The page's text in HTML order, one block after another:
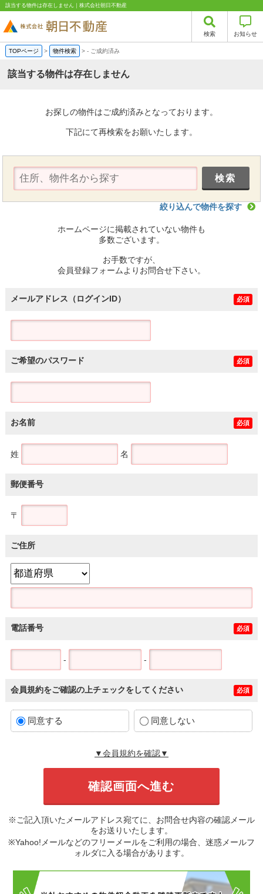
該当する物件は存在しません｜株式会社朝日不動産
検索 お知らせ
TOPページ > 物件検索 >- ご成約済み
該当する物件は存在しません
お探しの物件はご成約済みとなっております。
下記にて再検索をお願いたします。
絞り込んで物件を探す
ホームページに掲載されていない物件も
多数ございます。
お手数ですが、
会員登録フォームよりお問合せ下さい。
メールアドレス（ログインID） 必須
ご希望のパスワード 必須
お名前 必須
姓 名
郵便番号
〒
ご住所
電話番号 必須
- -
会員規約をご確認の上チェックをしてください 必須
同意する 同意しない
▼会員規約を確認▼
※ご記入頂いたメールアドレス宛てに、お問合せ内容の確認メール
をお送りいたします。
※Yahoo!メールなどのフリーメールをご利用の場合、迷惑メールフ
ォルダに入る場合があります。